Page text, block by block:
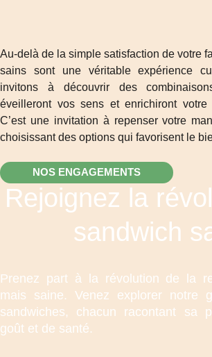
Au-delà de la simple satisfaction de votre
sains sont une véritable expérience
invitons à découvrir des
éveilleront vos sens et enrichiront votre
C’est une invitation à repenser votre
choisissant des options qui favorisent le
NOS ENGAGEMENTS
Rejoignez la
sandwich
Prenez part à la révolution de la
mais saine. Venez explorer notre
sandwiches, chacun racontant sa
goût et de santé.